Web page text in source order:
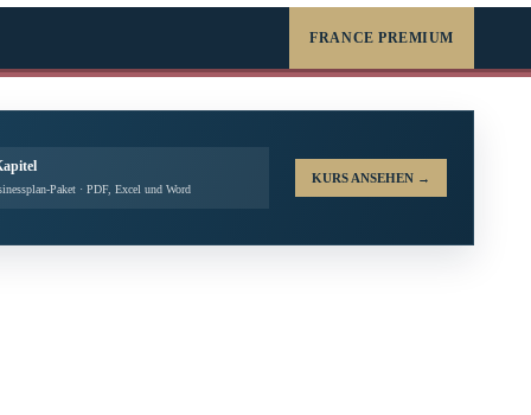
FRANCE PREMIUM
Paket · PDF, Excel und Word
KURS ANSEHEN →